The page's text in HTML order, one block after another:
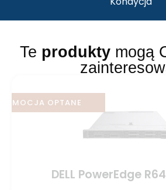
Te produktymogą
OPTANE
DELL PowerEdge